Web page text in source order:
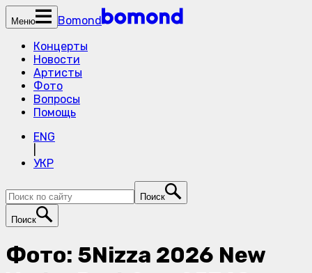
Меню
Bomond
Концерты
Новости
Артисты
Фото
Вопросы
Помощь
ENG
УКР
Поиск
Поиск
Фото: 5Nizza 2026 New